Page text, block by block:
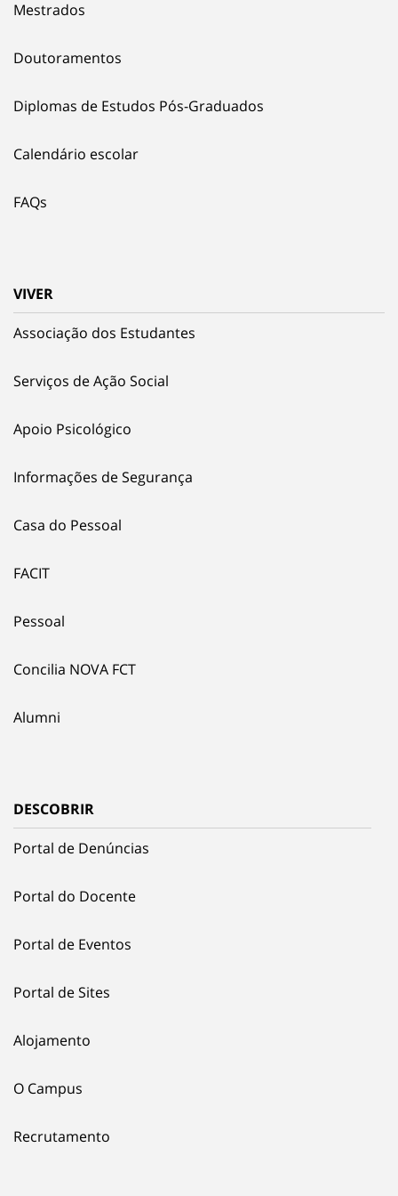
Mestrados
Doutoramentos
Diplomas de Estudos Pós-Graduados
Calendário escolar
FAQs
VIVER
Associação dos Estudantes
Serviços de Ação Social
Apoio Psicológico
Informações de Segurança
Casa do Pessoal
FACIT
Pessoal
Concilia NOVA FCT
Alumni
DESCOBRIR
Portal de Denúncias
Portal do Docente
Portal de Eventos
Portal de Sites
Alojamento
O Campus
Recrutamento